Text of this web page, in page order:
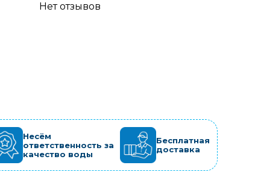
Нет отзывов
Несём
ответственность за
качество воды
Бесплатная
доставка